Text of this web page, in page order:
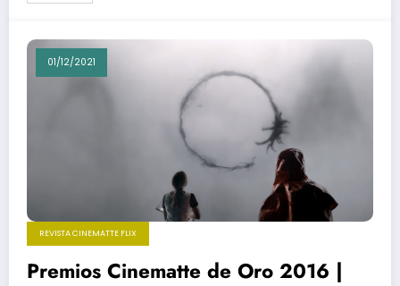
01/12/2021
REVISTA CINEMATTE FLIX
Premios Cinematte de Oro 2016 |